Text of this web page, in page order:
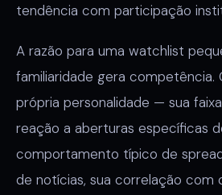
tendência com participação
A razão para uma watchlist
familiaridade gera competência.
própria personalidade — sua
reação a aberturas específicas
comportamento típico de
de notícias, sua correlação com